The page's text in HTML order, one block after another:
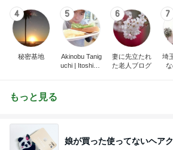
4
秘密基地
5
Akinobu Tanig
uchi | Itoshima
6
妻に先立たれ
た老人ブログ
7
埼
もっと見る
娘が買った使ってないヘア